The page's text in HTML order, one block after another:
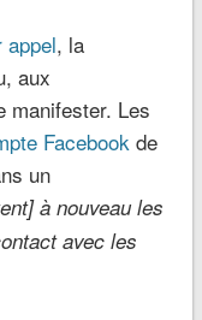
appel, la
aux
manifester. Les
Facebookde
un
à nouveau les
avec les